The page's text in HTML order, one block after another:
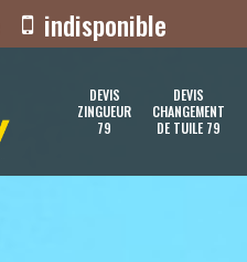
indisponible
DEVIS
ZINGUEUR
79
DEVIS
CHANGEMENT
DE TUILE 79